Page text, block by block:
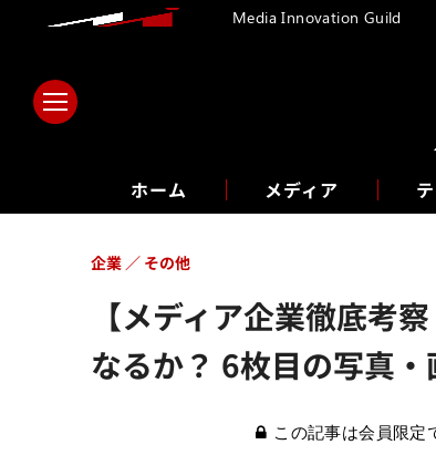
ホーム メディア
【メディア企業徹底考
なるか？ 6枚目の写真・
企業 その他
この記事は会員限定
Media Innovation Guild